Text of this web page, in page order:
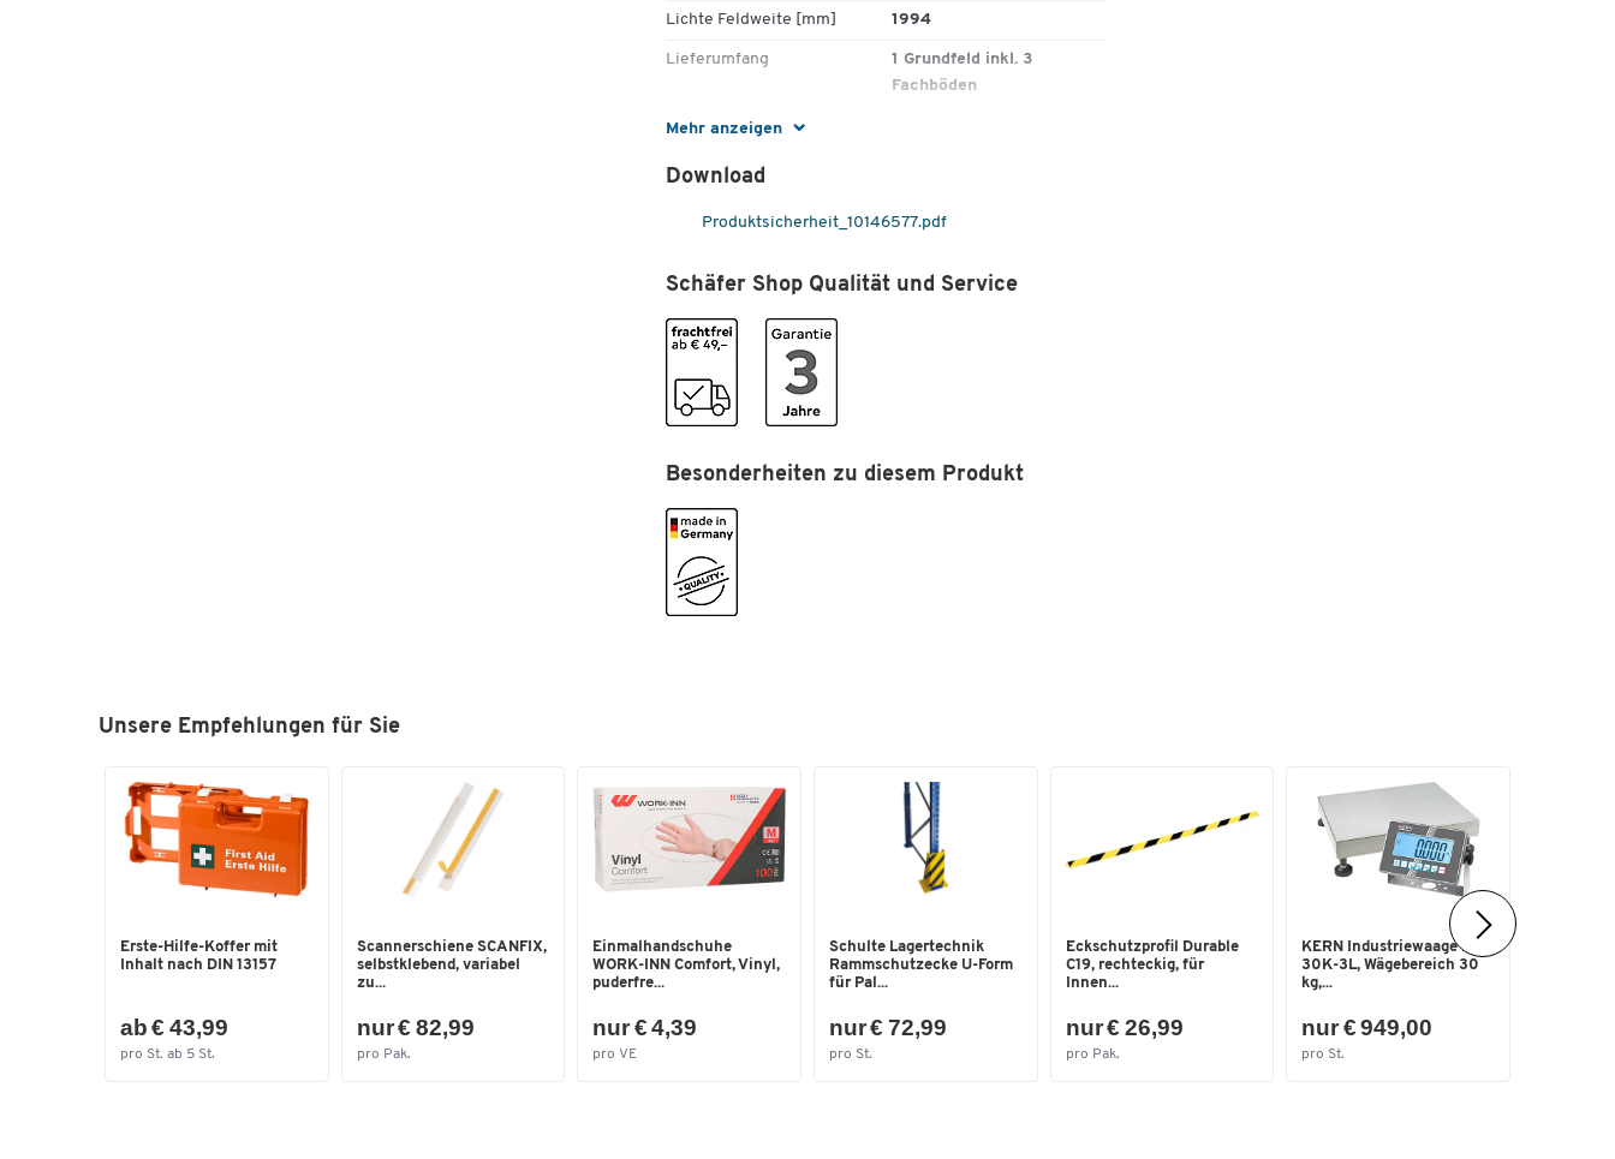
mm
Mehr anzeigen
Lichte Feldweite [mm] 1994
Lieferumfang
1 Grundfeld inkl. 3
Fachböden
Material
Regaltyp
Farben
Farbe
Maße
Breite [mm]
Download
Produktsicherheit_10146577.pdf
Schäfer Shop Qualität und Service
Besonderheiten zu diesem Produkt
Unsere Empfehlungen für Sie
Erste-Hilfe-Koffer mit
Inhalt nach DIN 13157
ab € 43,99
pro St. ab 5 St.
Scannerschiene SCANFIX,
selbstklebend, variabel
zu...
nur € 82,99
pro Pak.
Einmalhandschuhe
WORK-INN Comfort, Vinyl,
puderfre...
nur € 4,39
pro VE
Schulte Lagertechnik
Rammschutzecke U-Form
für Pal...
nur € 72,99
pro St.
Eckschutzprofil Durable
C19, rechteckig, für
Innen...
nur € 26,99
pro Pak.
KERN Industriewaage IXC
30K-3L, Wägebereich 30
kg,...
nur € 949,00
pro St.